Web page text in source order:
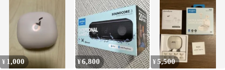
¥ 1,000 ¥6,800 ¥5,500